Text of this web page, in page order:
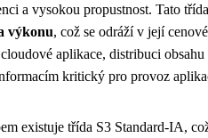
a vysokou propustnost. Tato
výkonu, což se odráží v její
aplikace, distribuci
kritický pro provoz
existuje třída S3 Standard-IA,